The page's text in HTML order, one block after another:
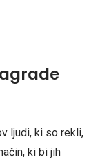
ljudi, ki so rekli,
ki bi jih